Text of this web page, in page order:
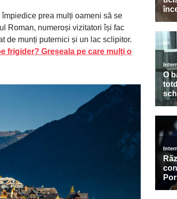
prea mulți oameni să se
Roman, numeroși vizitatori își fac
de munți puternici și un lac sclipitor.
frigider? Greșeala pe care mulți o